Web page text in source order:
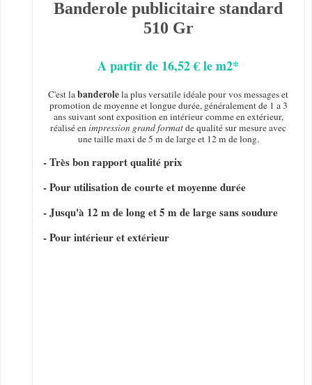
Banderole publicitaire standard
510 Gr
A partir de 16,52 € le m2*
C'est labanderolela plus versatile idéale pour vos messages et
promotion de moyenne et longue durée, généralement de 1 a 3
ans suivant sont exposition en intérieur comme en extérieur,
réalisé enimpression grand formatde qualité sur mesure avec
une taille maxi de 5 m de large et 12 m de long.
- Très bon rapport qualité prix
- Pour utilisation de courte et moyenne durée
- Jusqu'à 12 m de long et 5 m de large sans soudure
- Pour intérieur et extérieur